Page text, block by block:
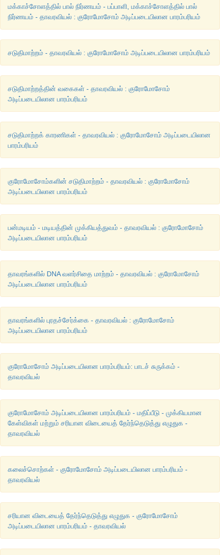
மக்காச்சோளத்தில் பால் நிர்ணயம் - பப்பாளி, மக்காச்சோளத்தில் பால்
நிர்ணயம் - தாவரவியல் : குரோமோசோம் அடிப்படையிலான பாரம்பரியம்
சடுதிமாற்றம் - தாவரவியல் : குரோமோசோம் அடிப்படையிலான பாரம்பரியம்
சடுதிமாற்றத்தின் வகைகள் - தாவரவியல் : குரோமோசோம்
அடிப்படையிலான பாரம்பரியம்
சடுதிமாற்றக் காரணிகள் - தாவரவியல் : குரோமோசோம் அடிப்படையிலான
பாரம்பரியம்
குரோமோசோம்களின் சடுதிமாற்றம் - தாவரவியல் : குரோமோசோம்
அடிப்படையிலான பாரம்பரியம்
பன்மடியம் - மடியத்தின் முக்கியத்துவம் - தாவரவியல் : குரோமோசோம்
அடிப்படையிலான பாரம்பரியம்
தாவரங்களில் DNA வளர்சிதை மாற்றம் - தாவரவியல் : குரோமோசோம்
அடிப்படையிலான பாரம்பரியம்
தாவரங்களில் புரதச்சேர்க்கை - தாவரவியல் : குரோமோசோம்
அடிப்படையிலான பாரம்பரியம்
குரோமோசோம் அடிப்படையிலான பாரம்பரியம்: பாடச் சுருக்கம் -
தாவரவியல்
குரோமோசோம் அடிப்படையிலான பாரம்பரியம் - மதிப்பீடு - முக்கியமான
கேள்விகள் மற்றும் சரியான விடையைத் தேர்ந்தெடுத்து எழுதுக -
தாவரவியல்
கலைச்சொற்கள் - குரோமோசோம் அடிப்படையிலான பாரம்பரியம் -
தாவரவியல்
சரியான விடையைத் தேர்ந்தெடுத்து எழுதுக - குரோமோசோம்
அடிப்படையிலான பாரம்பரியம் - தாவரவியல்